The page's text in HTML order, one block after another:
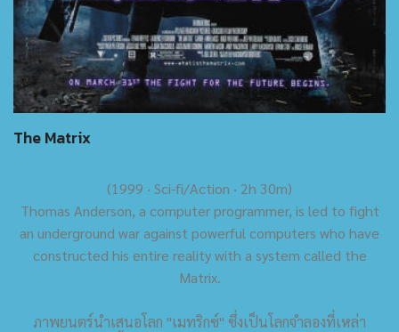
The Matrix
(1999 ‧ Sci-fi/Action ‧ 2h 30m)
Thomas Anderson, a computer programmer, is led to fight
an underground war against powerful computers who have
constructed his entire reality with a system called the
Matrix.
ภาพยนตร์นำเสนอโลก "เมทริกซ์" ซึ่งเป็นโลกจำลองที่เหล่า